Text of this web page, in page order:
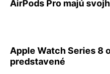
AirPods Pro majú
Apple Watch Series 8
predstavené